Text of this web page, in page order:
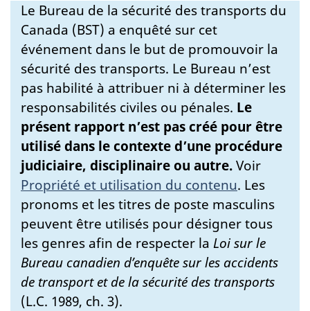
Le Bureau de la sécurité des transports du
Canada (BST) a enquêté sur cet
événement dans le but de promouvoir la
sécurité des transports. Le Bureau n’est
pas habilité à attribuer ni à déterminer les
responsabilités civiles ou pénales. Le
présent rapport n’est pas créé pour être
utilisé dans le contexte d’une procédure
judiciaire, disciplinaire ou autre.Voir
Propriété et utilisation du contenu. Les
pronoms et les titres de poste masculins
peuvent être utilisés pour désigner tous
les genres afin de respecter la Loi sur le
Bureau canadien d’enquête sur les accidents
de transport et de la sécurité des transports
(L.C. 1989, ch. 3).